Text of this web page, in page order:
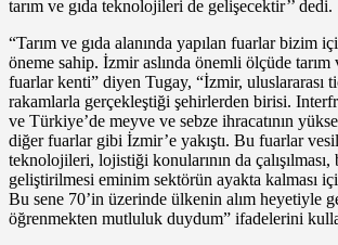
tarım ve gıda teknolojileri de gelişecektir’’ dedi.
“Tarım ve gıda alanında yapılan fuarlar bizim
öneme sahip. İzmir aslında önemli ölçüde tarım
fuarlar kenti” diyen Tugay, “İzmir, uluslararası
rakamlarla gerçekleştiği şehirlerden birisi.
ve Türkiye’de meyve ve sebze ihracatının
diğer fuarlar gibi İzmir’e yakıştı. Bu fuarlar
teknolojileri, lojistiği konularının da çalışılması,
geliştirilmesi eminim sektörün ayakta kalması
Bu sene 70’in üzerinde ülkenin alım heyetiyle
öğrenmekten mutluluk duydum” ifadelerini